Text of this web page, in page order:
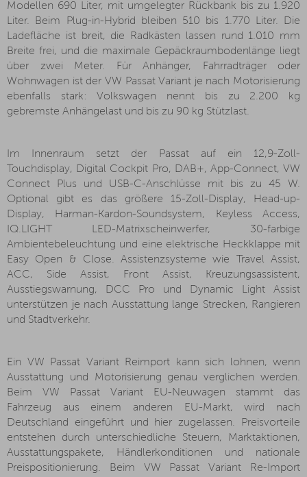
Modellen 690 Liter, mit umgelegter Rückbank bis zu 1.920
Liter. Beim Plug-in-Hybrid bleiben 510 bis 1.770 Liter. Die
Ladefläche ist breit, die Radkästen lassen rund 1.010 mm
Breite frei, und die maximale Gepäckraumbodenlänge liegt
über zwei Meter. Für Anhänger, Fahrradträger oder
Wohnwagen ist der VW Passat Variant je nach Motorisierung
ebenfalls stark: Volkswagen nennt bis zu 2.200 kg
gebremste Anhängelast und bis zu 90 kg Stützlast.
Im Innenraum setzt der Passat auf ein 12,9-Zoll-
Touchdisplay, Digital Cockpit Pro, DAB+, App-Connect, VW
Connect Plus und USB-C-Anschlüsse mit bis zu 45 W.
Optional gibt es das größere 15-Zoll-Display, Head-up-
Display, Harman-Kardon-Soundsystem, Keyless Access,
IQ.LIGHT LED-Matrixscheinwerfer, 30-farbige
Ambientebeleuchtung und eine elektrische Heckklappe mit
Easy Open & Close. Assistenzsysteme wie Travel Assist,
ACC, Side Assist, Front Assist, Kreuzungsassistent,
Ausstiegswarnung, DCC Pro und Dynamic Light Assist
unterstützen je nach Ausstattung lange Strecken, Rangieren
und Stadtverkehr.
Ein VW Passat Variant Reimport kann sich lohnen, wenn
Ausstattung und Motorisierung genau verglichen werden.
Beim VW Passat Variant EU-Neuwagen stammt das
Fahrzeug aus einem anderen EU-Markt, wird nach
Deutschland eingeführt und hier zugelassen. Preisvorteile
entstehen durch unterschiedliche Steuern, Marktaktionen,
Ausstattungspakete, Händlerkonditionen und nationale
Preispositionierung. Beim VW Passat Variant Re-Import